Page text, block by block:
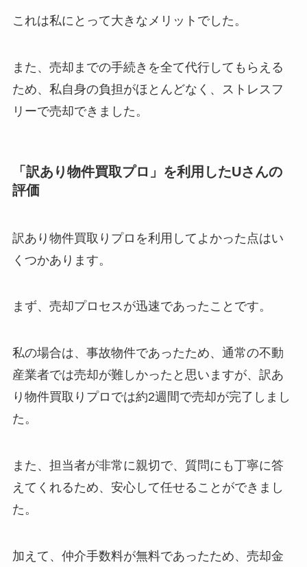
これは私にとって大きなメリットでした。
また、売却までの手続きを全て代行してもらえる
ため、私自身の負担がほとんどなく、ストレスフ
リーで売却できました。
「訳あり物件買取プロ」を利用したUさんの
評価
訳あり物件買取りプロを利用してよかった点はい
くつかあります。
まず、売却プロセスが迅速であったことです。
私の場合は、事故物件であったため、通常の不動
産業者では売却が難しかったと思いますが、訳あ
り物件買取りプロでは約2週間で売却が完了しまし
た。
また、担当者が非常に親切で、質問にも丁寧に答
えてくれるため、安心して任せることができまし
た。
加えて、仲介手数料が無料であったため、売却金